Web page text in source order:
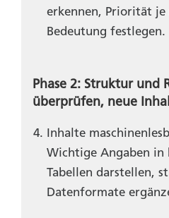
erkennen, Priorität je
Bedeutung festlegen.
Phase 2: Struktur und
überprüfen, neue
Inhalte
Wichtige Angaben in
Tabellen darstellen,
Datenformate